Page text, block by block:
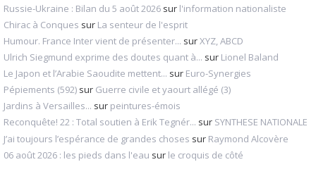
Russie-Ukraine : Bilan du 5 août 2026 sur l'information nationaliste
Chirac à Conques sur La senteur de l'esprit
Humour. France Inter vient de présenter... surXYZ, ABCD
Ulrich Siegmund exprime des doutes quant à... sur Lionel Baland
Le Japon et l’Arabie Saoudite mettent... sur Euro-Synergies
Pépiements (592) sur Guerre civile et yaourt allégé (3)
Jardins à Versailles... sur peintures-émois
Reconquête! 22 : Total soutien à Erik Tegnér... sur SYNTHESE NATIONALE
J’ai toujours l’espérance de grandes choses sur Raymond Alcovère
06 août 2026 : les pieds dans l'eau sur le croquis de côté